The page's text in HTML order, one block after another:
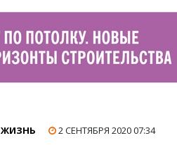
ЖИЗНЬ 2 СЕНТЯБРЯ 202007:34